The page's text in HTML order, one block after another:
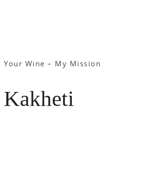
Your Wine – My Mission
Kakheti